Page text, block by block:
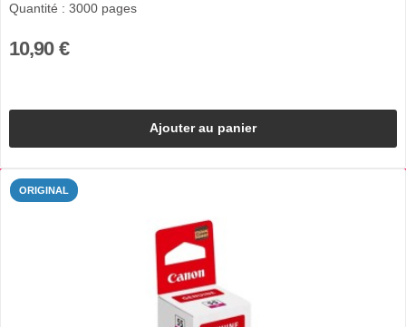
Quantité : 3000 pages
10,90 €
Ajouter au panier
ORIGINAL